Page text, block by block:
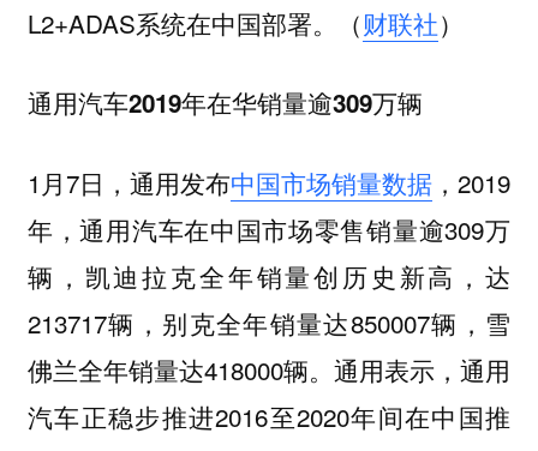
L2+ADAS系统在中国部署。（财联社）
通用汽车2019年在华销量逾309万辆
1月7日，通用发布中国市场销量数据 ，2019
年，通用汽车在中国市场零售销量逾309万
辆，凯迪拉克全年销量创历史新高，达
213717辆，别克全年销量达850007辆，雪
佛兰全年销量达418000辆。通用表示，通用
汽车正稳步推进2016至2020年间在中国推